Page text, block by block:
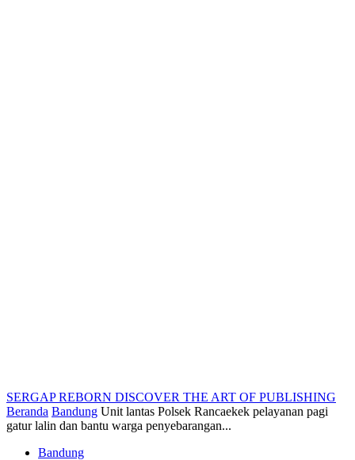
SERGAP REBORN DISCOVER THE ART OF PUBLISHING
Beranda Bandung Unit lantas Polsek Rancaekek pelayanan pagi
gatur lalin dan bantu warga penyebarangan...
Bandung